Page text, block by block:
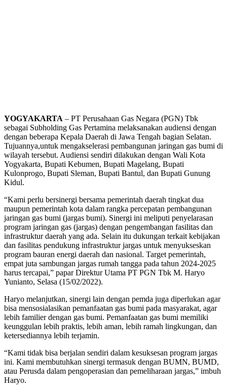
YOGYAKARTA – PT Perusahaan Gas Negara (PGN) Tbk
sebagai Subholding Gas Pertamina melaksanakan audiensi dengan
dengan beberapa Kepala Daerah di Jawa Tengah bagian Selatan.
Tujuannya,untuk mengakselerasi pembangunan jaringan gas bumi di
wilayah tersebut. Audiensi sendiri dilakukan dengan Wali Kota
Yogyakarta, Bupati Kebumen, Bupati Magelang, Bupati
Kulonprogo, Bupati Sleman, Bupati Bantul, dan Bupati Gunung
Kidul.
“Kami perlu bersinergi bersama pemerintah daerah tingkat dua
maupun pemerintah kota dalam rangka percepatan pembangunan
jaringan gas bumi (jargas bumi). Sinergi ini meliputi penyelarasan
program jaringan gas (jargas) dengan pengembangan fasilitas dan
infrastruktur daerah yang ada. Selain itu dukungan terkait kebijakan
dan fasilitas pendukung infrastruktur jargas untuk menyukseskan
program bauran energi daerah dan nasional. Target pemerintah,
empat juta sambungan jargas rumah tangga pada tahun 2024-2025
harus tercapai,” papar Direktur Utama PT PGN Tbk M. Haryo
Yunianto, Selasa (15/02/2022).
Haryo melanjutkan, sinergi lain dengan pemda juga diperlukan agar
bisa mensosialasikan pemanfaatan gas bumi pada masyarakat, agar
lebih familier dengan gas bumi. Pemanfaatan gas bumi memiliki
keunggulan lebih praktis, lebih aman, lebih ramah lingkungan, dan
ketersediannya lebih terjamin.
“Kami tidak bisa berjalan sendiri dalam kesuksesan program jargas
ini. Kami membutuhkan sinergi termasuk dengan BUMN, BUMD,
atau Perusda dalam pengoperasian dan pemeliharaan jargas,” imbuh
Haryo.